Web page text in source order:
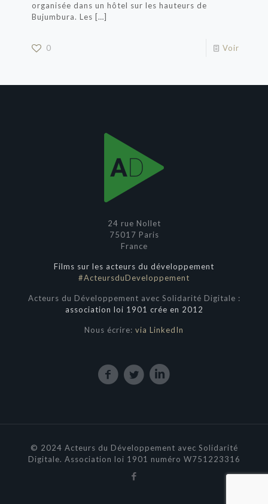
organisée dans un hôtel sur les hauteurs de
Bujumbura. Les […]
0 Voir
24 rue Nollet
75017 Paris
France
Films sur les acteurs du développement
#ActeursduDeveloppement
Acteurs du Développement avec Solidarité Digitale :
association loi 1901 crée en 2012
Nous écrire: via LinkedIn
© 2024 Acteurs du Développement avec Solidarité
Digitale. Association loi 1901 numéro W751223316